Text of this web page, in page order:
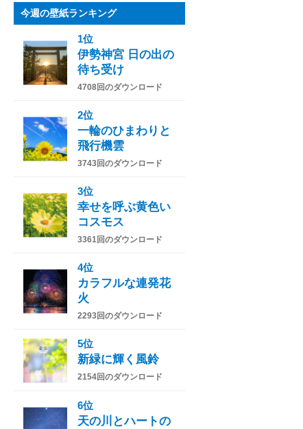
今週の壁紙ランキング
1位
伊勢神宮 日の出の
待ち受け
4708回のダウンロード
2位
一輪のひまわりと
飛行機雲
3743回のダウンロード
3位
幸せを呼ぶ黄色い
コスモス
3361回のダウンロード
4位
カラフルな連発花
火
2293回のダウンロード
5位
新緑に輝く風鈴
2154回のダウンロード
6位
天の川とハートの